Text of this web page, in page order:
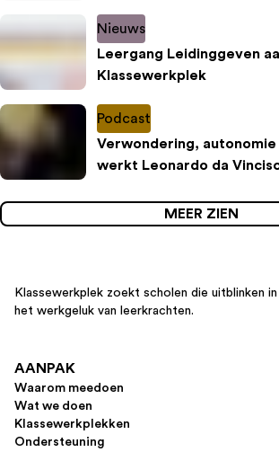
Nieuws
Leergang Leidinggeven
Klassewerkplek
Podcast
Verwondering,
werkt Leonardo da
MEER ZIEN
Klassewerkplek zoekt scholen die uitblinken in
het werkgeluk van leerkrachten.
AANPAK
Waarom meedoen
Wat we doen
Klassewerkplekken
Ondersteuning